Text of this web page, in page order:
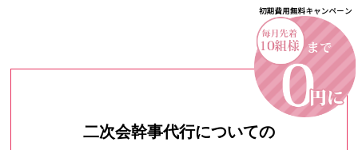
二次会幹事代行についての